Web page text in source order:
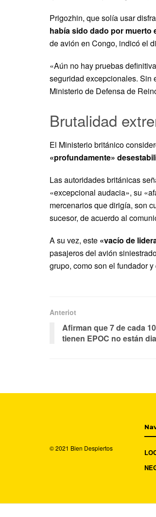
Prigozhin, que solía usar
había sido dado por muerto
de avión en Congo, indicó el
«Aún no hay pruebas
seguridad excepcionales. Sin
Ministerio de Defensa de
Brutalidad
El Ministerio británico
«profundamente»
Las autoridades británicas
«excepcional audacia», su
mercenarios que dirigía, son
sucesor, de acuerdo al
A su vez, este «vacío de
pasajeros del avión
grupo, como son el fundador
Anteriot
Afirman que 7 de cada
tienen EPOC no están
© 2021 Bien Despiertos